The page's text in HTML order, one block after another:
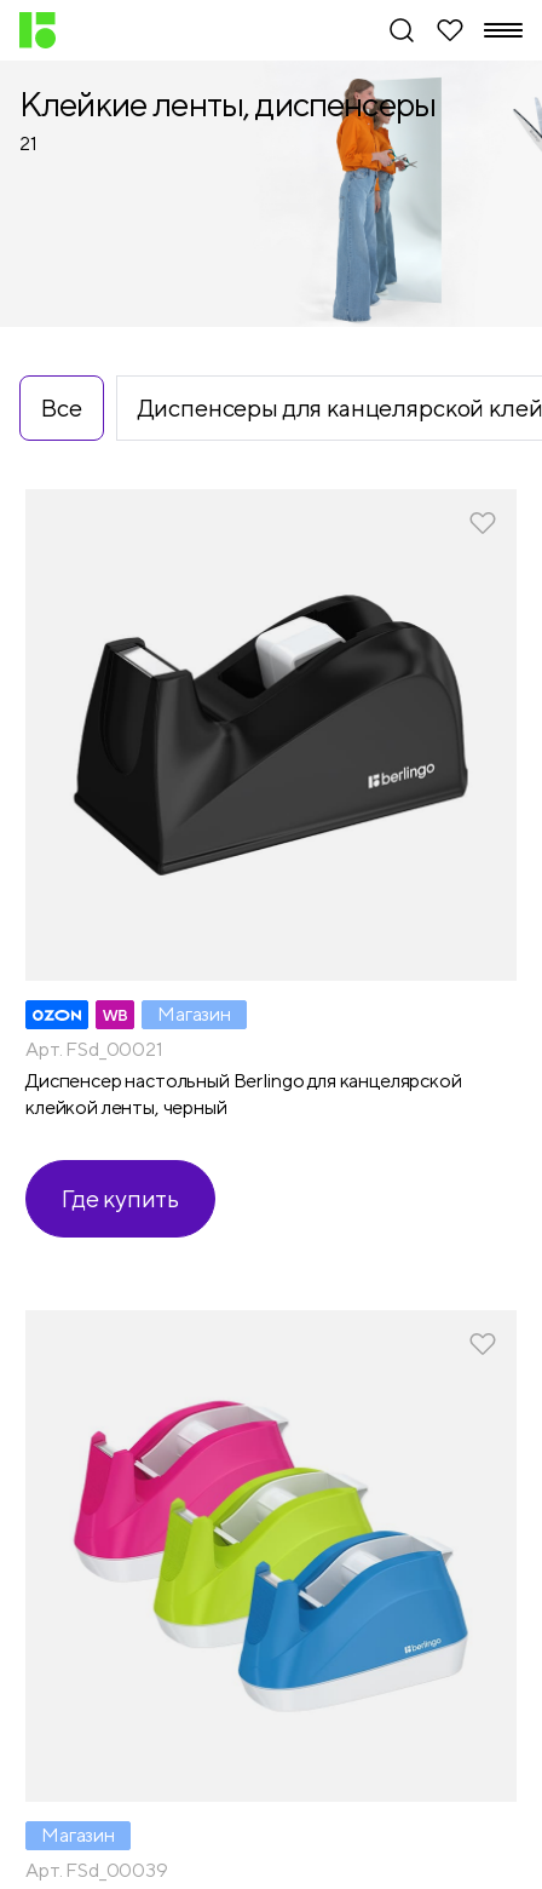
Клейкие ленты, диспенсеры
21
Все Диспенсеры для канцелярской
Магазин
Арт. FSd_00021
Диспенсер настольный Berlingo для канцелярской
клейкой ленты, черный
Где купить
Магазин
Арт. FSd_00039